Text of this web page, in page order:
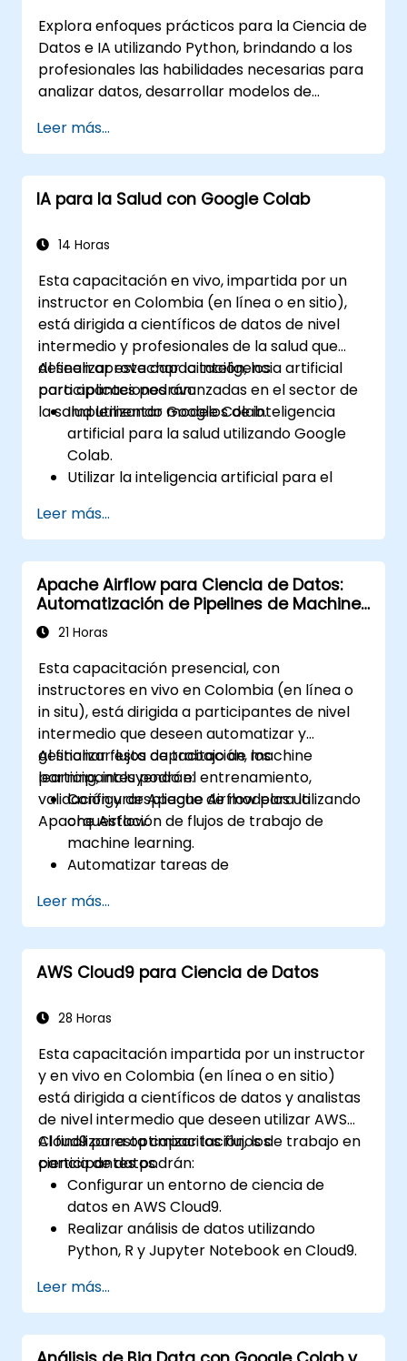
Explora enfoques prácticos para la Ciencia de
Datos e IA utilizando Python, brindando a los
profesionales las habilidades necesarias para
analizar datos, desarrollar modelos de
aplicaciones impulsadas por inteligencia
artificial en contextos empresariales. Cubre
flujos de trabajo CRISP-DM, análisis
estadístico, aprendizaje supervisado y no
Tensorflow, procesamiento de lenguaje
basada en datos. Es ideal para principiantes
que buscan una certificación en ciencia de
datos con Python y capacitación en análisis
lista para el mundo laboral.
Leer más...
IA para la Salud con Google Colab
14 Horas
Esta capacitación en vivo, impartida por un
instructor en Colombia (en línea o en sitio),
está dirigida a científicos de datos de nivel
intermedio y profesionales de la salud que
deseen aprovechar la inteligencia artificial
para aplicaciones avanzadas en el sector de
la salud utilizando Google Colab.
Al finalizar esta capacitación, los
participantes podrán:
Implementar modelos de inteligencia
artificial para la salud utilizando Google
Colab.
Utilizar la inteligencia artificial para el
Analizar imágenes médicas con técnicas
impulsadas por inteligencia artificial.
Explorar consideraciones éticas en
soluciones de salud basadas en
inteligencia artificial.
Leer más...
Apache Airflow para Ciencia de Datos:
Automatización de Pipelines de Machine
Learning
21 Horas
Esta capacitación presencial, con
instructores en vivo en Colombia (en línea o
in situ), está dirigida a participantes de nivel
intermedio que deseen automatizar y
gestionar flujos de trabajo de machine
learning, incluyendo el entrenamiento,
validación y despliegue de modelos utilizando
Apache Airflow.
Al finalizar esta capacitación, los
participantes podrán:
Configurar Apache Airflow para la
orquestación de flujos de trabajo de
machine learning.
Automatizar tareas de
entrenamiento y validación de modelos.
Integrar Airflow con frameworks y
herramientas de machine learning.
Desplegar modelos de machine learning
Monitorear y optimizar flujos de trabajo
Leer más...
AWS Cloud9 para Ciencia de Datos
28 Horas
Esta capacitación impartida por un instructor
y en vivo en Colombia (en línea o en sitio)
está dirigida a científicos de datos y analistas
de nivel intermedio que deseen utilizar AWS
Cloud9 para optimizar los flujos de trabajo en
ciencia de datos.
Al finalizar esta capacitación, los
participantes podrán:
Configurar un entorno de ciencia de
datos en AWS Cloud9.
Realizar análisis de datos utilizando
Python, R y Jupyter Notebook en Cloud9.
datos de AWS como S3, RDS y Redshift.
Aprovechar AWS Cloud9 para el
desarrollo y despliegue de modelos de
Leer más...